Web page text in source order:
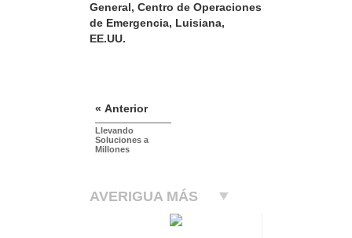
General, Centro de Operaciones
de Emergencia, Luisiana,
EE.UU.
« Anterior
Llevando
Soluciones a
Millones
AVERIGUA MÁS